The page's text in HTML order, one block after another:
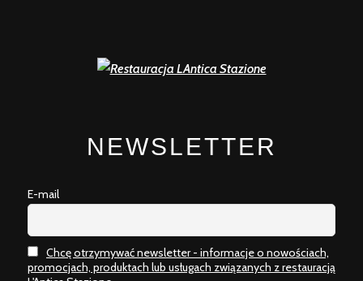
NEWSLETTER
E-mail
Chcę otrzymywać newsletter - informacje o nowościach,
promocjach, produktach lub usługach związanych z restauracją